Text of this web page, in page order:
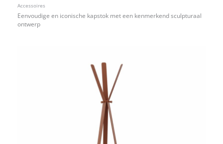
Accessoires
Eenvoudige en iconische kapstok met een kenmerkend sculpturaal
ontwerp